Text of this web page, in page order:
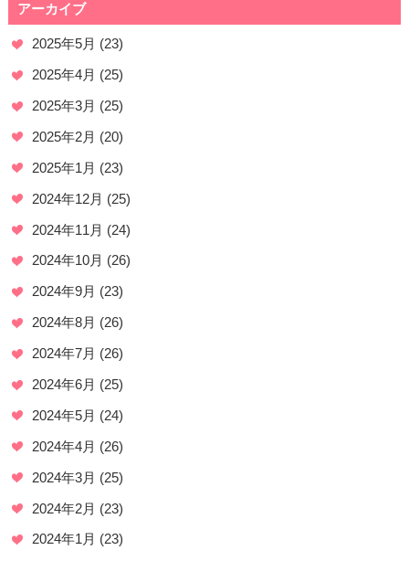
アーカイブ
2025年5月 (23)
2025年4月 (25)
2025年3月 (25)
2025年2月 (20)
2025年1月 (23)
2024年12月 (25)
2024年11月 (24)
2024年10月 (26)
2024年9月 (23)
2024年8月 (26)
2024年7月 (26)
2024年6月 (25)
2024年5月 (24)
2024年4月 (26)
2024年3月 (25)
2024年2月 (23)
2024年1月 (23)